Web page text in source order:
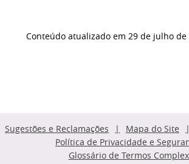
Conteúdo atualizado em 29 de julho de
Sugestões e Reclamações Mapa do Site
Política de Privacidade e
Glossário de Termos